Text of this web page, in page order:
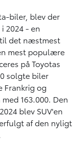
biler, blev der
2024 - en
det næstmest
mest populære
på Toyotas
solgte biler
Frankrig og
163.000. Den
blev SUV'en
af den nyligt